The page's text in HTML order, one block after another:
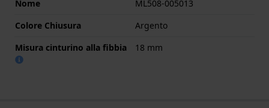
Nome
ML508-005013
Colore Chiusura
Argento
Misura cinturino alla fibbia
18 mm